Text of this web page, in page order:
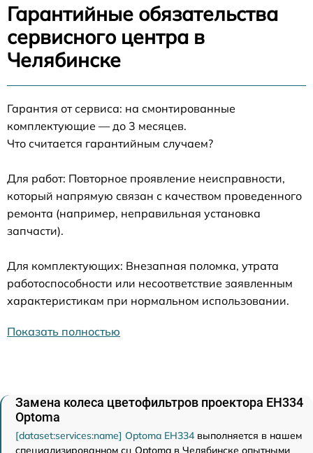
Гарантийные обязательства
сервисного центра в
Челябинске
Гарантия от сервиса: на смонтированные
комплектующие — до 3 месяцев.
Что считается гарантийным случаем?
Для работ: Повторное проявление неисправности,
который напрямую связан с качеством проведенного
ремонта (например, неправильная установка
запчасти).
Для комплектующих: Внезапная поломка, утрата
работоспособности или несоответствие заявленным
характеристикам при нормальном использовании.
Показать полностью
Замена колеса цветофильтров проектора EH334
Optoma
[dataset:services:name] Optoma EH334 выполняется в нашем
специализированном сц Optoma в Челябинске опытными